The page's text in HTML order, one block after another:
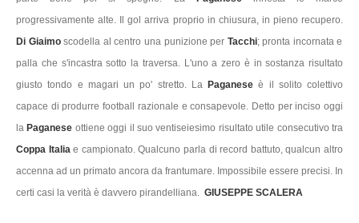
progressivamente alte. Il gol arriva proprio in chiusura, in pieno recupero.
Di Giaimoscodella al centro una punizione per Tacchi; pronta incornata e
palla che s'incastra sotto la traversa. L'uno a zero è in sostanza risultato
giusto tondo e magari un po' stretto. La Paganeseè il solito colettivo
capace di produrre football razionale e consapevole. Detto per inciso oggi
la Paganese ottiene oggi il suo ventiseiesimo risultato utile consecutivo tra
Coppa Italiae campionato. Qualcuno parla di record battuto, qualcun altro
accenna ad un primato ancora da frantumare. Impossibile essere precisi. In
certi casi la verità è davvero pirandelliana. GIUSEPPE SCALERA